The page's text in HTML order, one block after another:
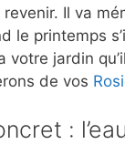
Il va
le printemps
votre jardin
de vos
: